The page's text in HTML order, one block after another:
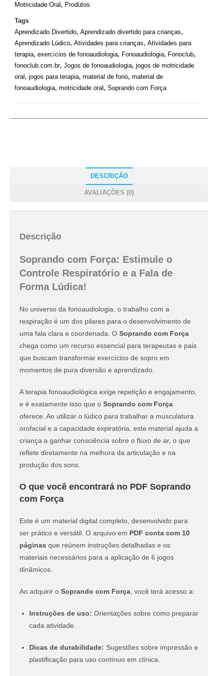
Motricidade Oral, Produtos
Tags
Aprendizado Divertido, Aprendizado divertido para crianças,
Aprendizado Lúdico, Atividades para crianças, Atividades para
terapia, exercícios de fonoaudiologia, Fonoaudiologia, Fonoclub,
fonoclub.com.br, Jogos de fonoaudiologia, jogos de motricidade
oral, jogos para terapia, material de fono, material de
fonoaudiologia, motricidade oral, Soprando com Força
DESCRIÇÃO
AVALIAÇÕES (0)
Descrição
Soprando com Força: Estimule o
Controle Respiratório e a Fala de
Forma Lúdica!
No universo da fonoaudiologia, o trabalho com a
respiração é um dos pilares para o desenvolvimento de
uma fala clara e coordenada. O Soprando com Força
chega como um recurso essencial para terapeutas e pais
que buscam transformar exercícios de sopro em
momentos de pura diversão e aprendizado.
A terapia fonoaudiológica exige repetição e engajamento,
e é exatamente isso que o Soprando com Força
oferece. Ao utilizar o lúdico para trabalhar a musculatura
orofacial e a capacidade expiratória, este material ajuda a
criança a ganhar consciência sobre o fluxo de ar, o que
reflete diretamente na melhora da articulação e na
produção dos sons.
O que você encontrará no PDF Soprando
com Força
Este é um material digital completo, desenvolvido para
ser prático e versátil. O arquivo em PDF conta com 10
páginas que reúnem instruções detalhadas e os
materiais necessários para a aplicação de 6 jogos
dinâmicos.
Ao adquirir o Soprando com Força , você terá acesso a:
Instruções de uso: Orientações sobre como preparar
cada atividade.
Dicas de durabilidade: Sugestões sobre impressão e
plastificação para uso contínuo em clínica.